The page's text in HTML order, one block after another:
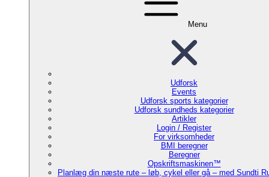
Menu
Udforsk
Events
Udforsk sports kategorier
Udforsk sundheds kategorier
Artikler
Login / Register
For virksomheder
BMI beregner
Beregner
Opskriftsmaskinen™
Planlæg din næste rute – løb, cykel eller gå – med Sundti